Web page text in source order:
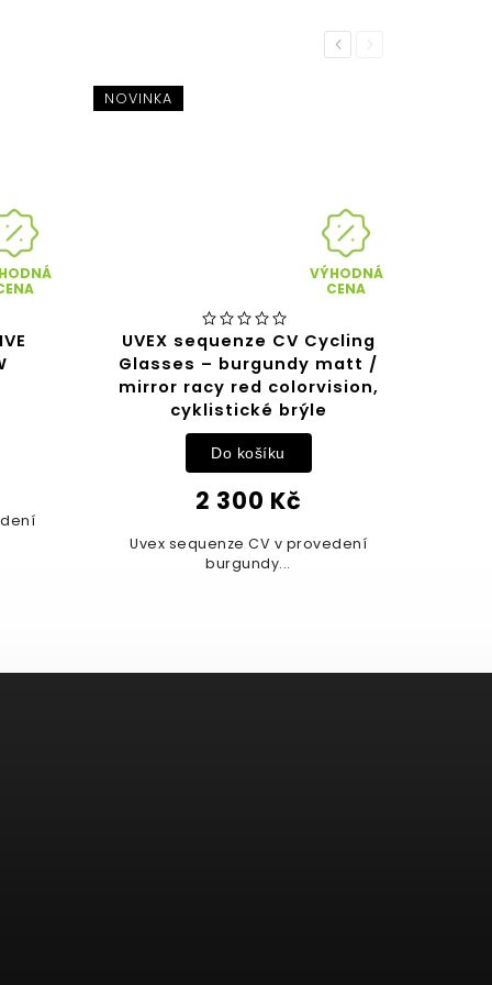
Previous
NOVINKA
VÝHODNÁ
CENA
UVEX sequenze CV Cycling
Glasses – burgundy matt /
mirror racy red colorvision,
cyklistické brýle
2 300 Kč
Do košíku
Uvex sequenze CV v provedení
burgundy...
Next